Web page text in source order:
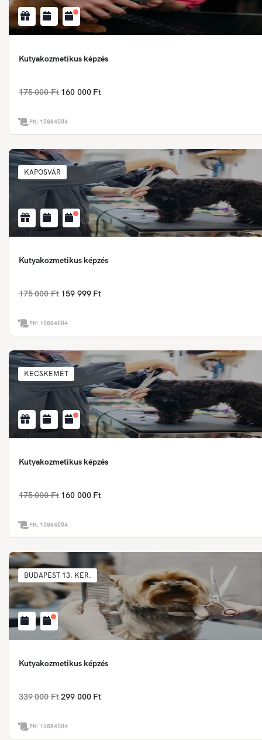
Kutyakozmetikus képzés
175 000 Ft 160 000 Ft
PK: 10884004
KAPOSVÁR
Kutyakozmetikus képzés
175 000 Ft 159 999 Ft
PK: 10884004
KECSKEMÉT
Kutyakozmetikus képzés
175 000 Ft 160 000 Ft
PK: 10884004
BUDAPEST 13. KER.
Kutyakozmetikus képzés
339 000 Ft 299 000 Ft
PK: 10884004